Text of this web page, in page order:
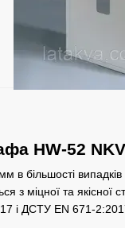
HW-52
більшості випадків
з міцної та якісної
і ДСТУ EN 671-